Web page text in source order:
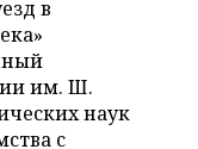
в
им. Ш.
наук
с